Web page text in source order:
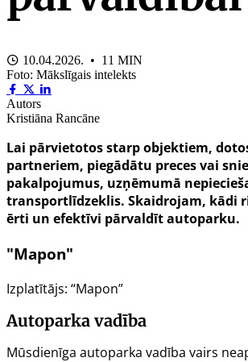
10.04.2026. • 11 MIN
Foto: Mākslīgais intelekts
Autors
Kristiāna Rancāne
Lai pārvietotos starp objektiem,
partneriem, piegādātu preces vai
pakalpojumus, uzņēmumā
transportlīdzeklis. Skaidrojam, kādi
ērti un efektīvi pārvaldīt autoparku.
"Mapon"
Izplatītājs: “Mapon”
Autoparka vadība
Mūsdienīga autoparka vadība vairs